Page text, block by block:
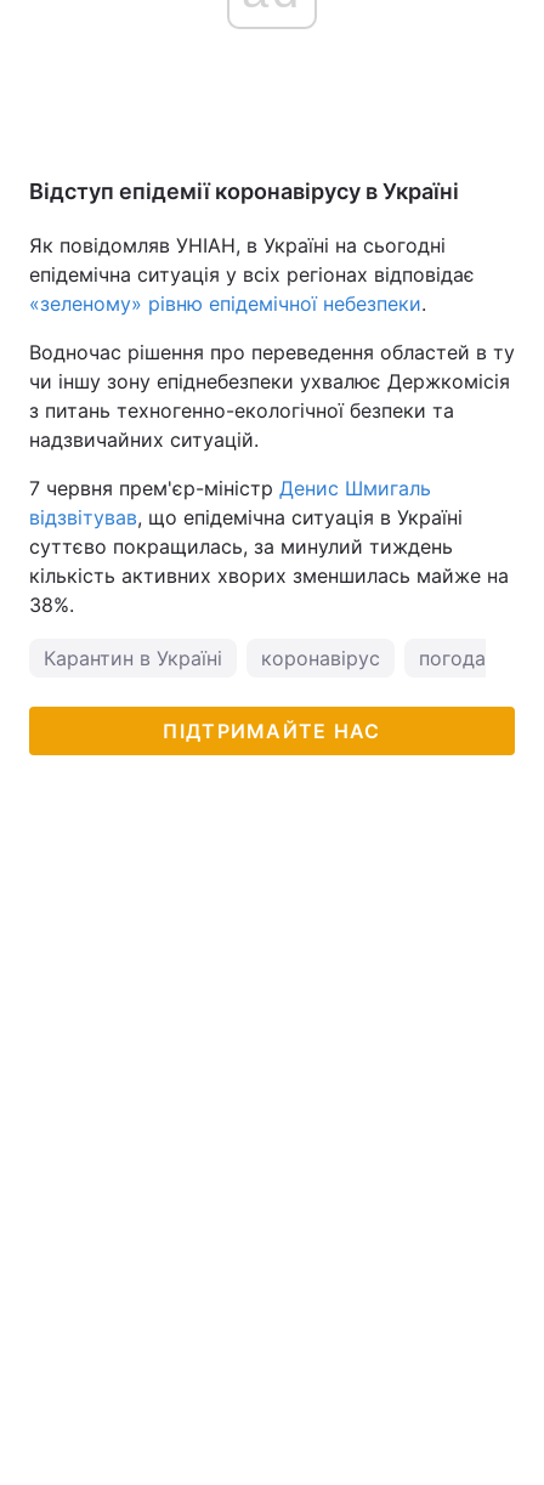
Відступ епідемії коронавірусу в Україні
Як повідомляв УНІАН, в Україні на сьогодні
епідемічна ситуація у всіх регіонах відповідає
«зеленому» рівню епідемічної небезпеки.
Водночас рішення про переведення областей в ту
чи іншу зону епіднебезпеки ухвалює Держкомісія
з питань техногенно-екологічної безпеки та
надзвичайних ситуацій.
7 червня прем'єр-міністр Денис Шмигаль
відзвітував, що епідемічна ситуація в Україні
суттєво покращилась, за минулий тиждень
кількість активних хворих зменшилась майже на
38%.
Карантин в Україні коронавірус погода у
ПІДТРИМАЙТЕ НАС